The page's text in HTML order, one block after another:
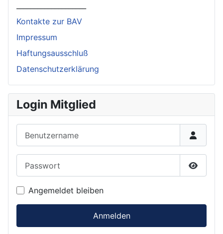
Kontakte zur BAV
Impressum
Haftungsausschluß
Datenschutzerklärung
Login Mitglied
Angemeldet bleiben
Anmelden